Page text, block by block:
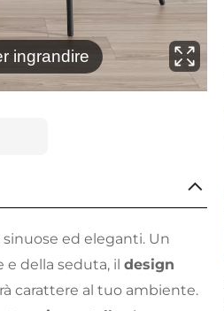
ingrandire
ed eleganti. Un
della seduta, il design
carattere al tuo ambiente.